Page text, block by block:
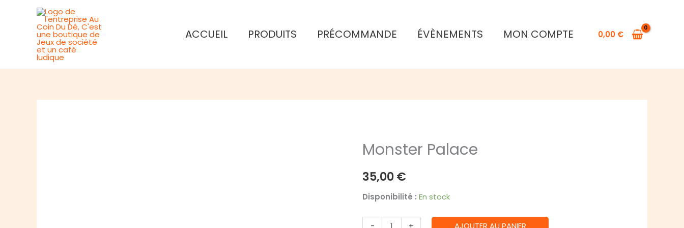
ACCUEIL PRODUITS PRÉCOMMANDE ÉVÈNEMENTS MON COMPTE 0,00 €
Monster Palace
35,00€
Disponibilité : En stock
quantité
AJOUTER AU PANIER